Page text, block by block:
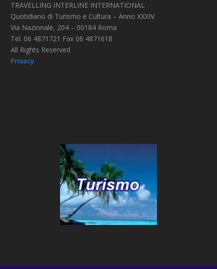
TRAVELLING INTERLINE INTERNATIONAL
Quotidiano di Turismo e Cultura – Anno XXXIV
Via Nazionale, 204 – 00184 Roma
Tel. 06 4871721 Fax 06 4871618
All Rights Reserved
Privacy